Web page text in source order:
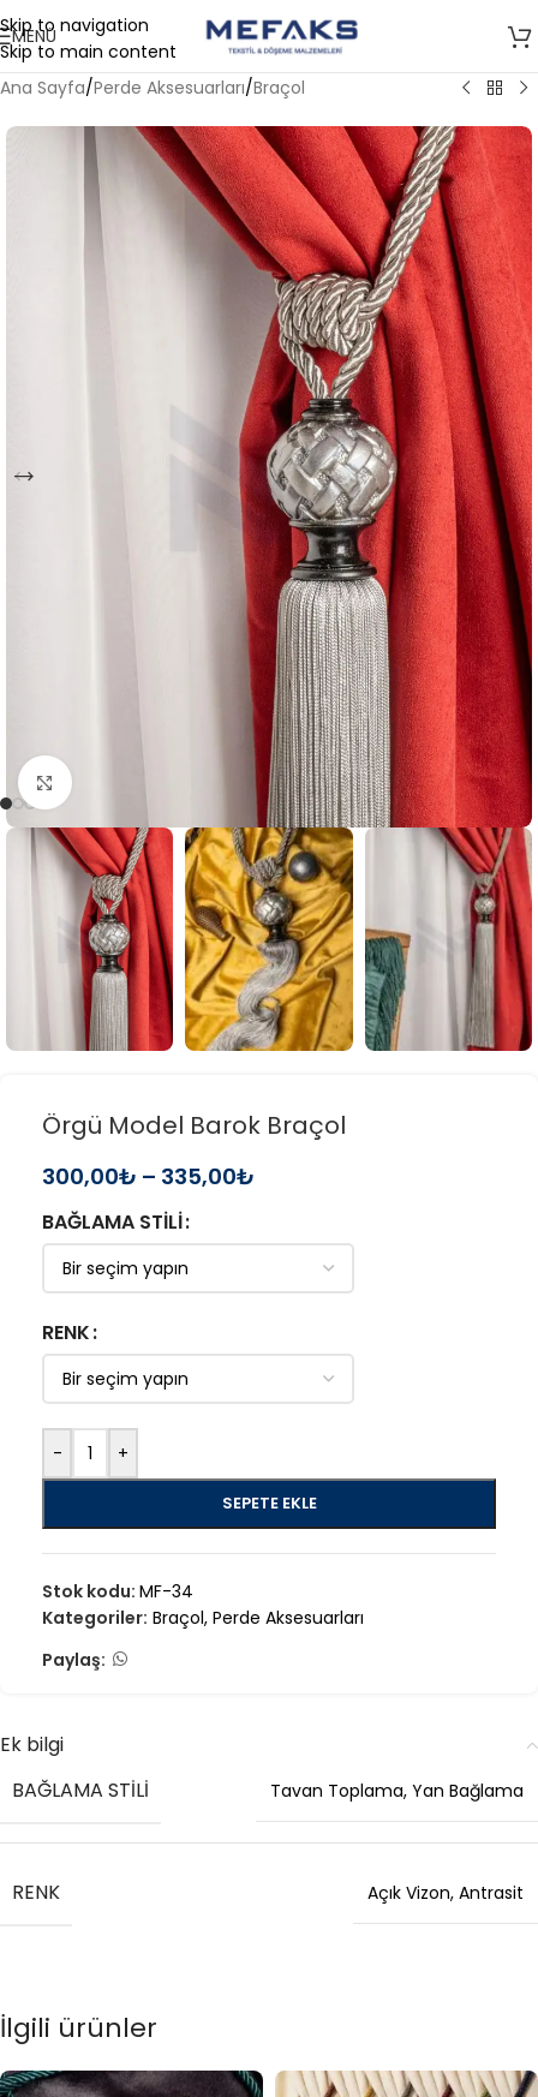
Skip to navigation
Skip to main content
MENÜ
Ana Sayfa/Perde Aksesuarları/Braçol
Büyütmek için tıklayın
Örgü Model Barok Braçol
300,00₺ – 335,00₺
BAĞLAMA STILI
RENK
- +
SEPETE EKLE
Stok kodu: MF-34
Kategoriler: Braçol, Perde Aksesuarları
Paylaş:
Ek bilgi
BAĞLAMA STILI
Tavan Toplama, Yan Bağlama
RENK Açık Vizon, Antrasit
İlgili ürünler